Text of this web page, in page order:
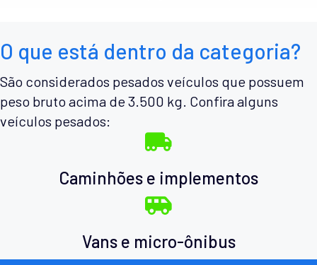
O que está dentro da categoria?
São considerados pesados veículos que possuem
peso bruto acima de 3.500 kg. Confira alguns
veículos pesados:
Caminhões e implementos
Vans e micro-ônibus